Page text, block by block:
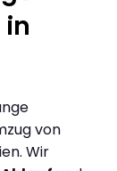
von
Wir